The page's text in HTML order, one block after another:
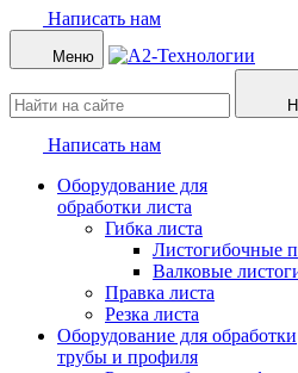
Написать нам
Меню
Написать нам
Оборудование для
обработки листа
Гибка листа
Листогибочные
Валковые
Правка листа
Резка листа
Оборудование для обработки
трубы и профиля